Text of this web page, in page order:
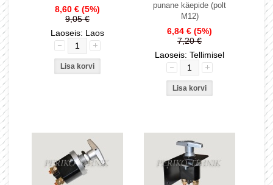
8,60 € (5%)
9,05 €
Laoseis: Laos
punane käepide (polt
M12)
6,84 € (5%)
7,20 €
Laoseis: Tellimisel